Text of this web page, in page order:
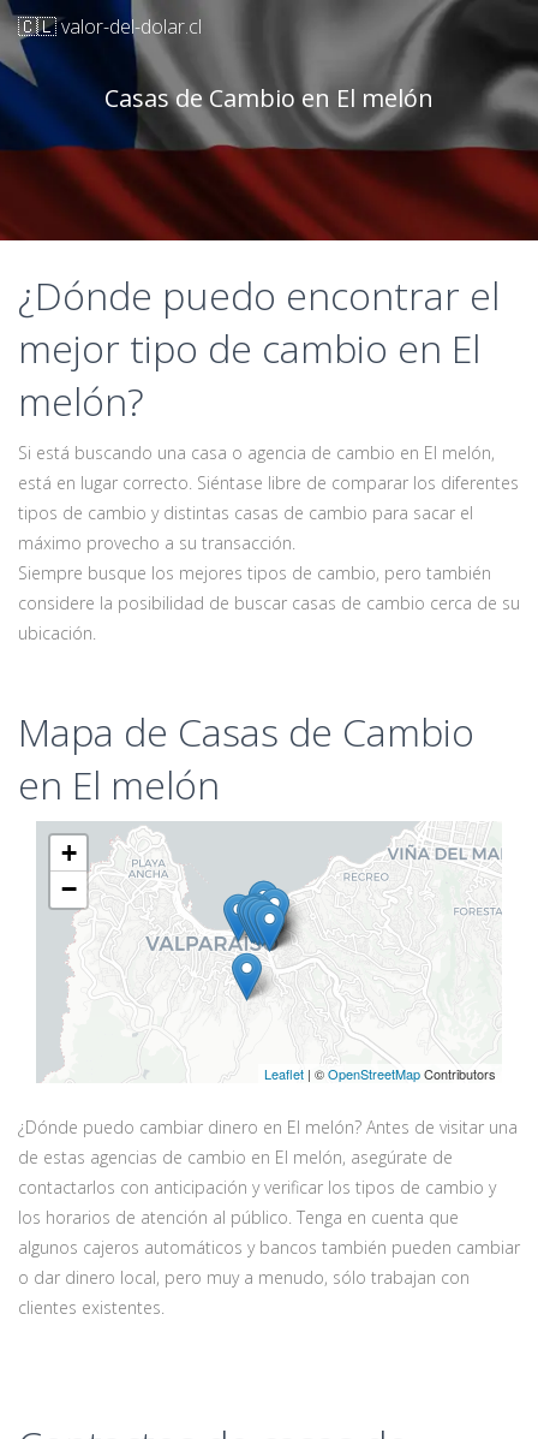
🇨🇱 valor-del-dolar.cl
Casas de Cambio en El melón
¿Dónde puedo encontrar el
mejor tipo de cambio en El
melón?
Si está buscando una casa o agencia de cambio en El melón,
está en lugar correcto. Siéntase libre de comparar los diferentes
tipos de cambio y distintas casas de cambio para sacar el
máximo provecho a su transacción.
Siempre busque los mejores tipos de cambio, pero también
considere la posibilidad de buscar casas de cambio cerca de su
ubicación.
Mapa de Casas de Cambio
en El melón
+
−
Leaflet | ©OpenStreetMapContributors
¿Dónde puedo cambiar dinero en El melón? Antes de visitar una
de estas agencias de cambio en El melón, asegúrate de
contactarlos con anticipación y verificar los tipos de cambio y
los horarios de atención al público. Tenga en cuenta que
algunos cajeros automáticos y bancos también pueden cambiar
o dar dinero local, pero muy a menudo, sólo trabajan con
clientes existentes.